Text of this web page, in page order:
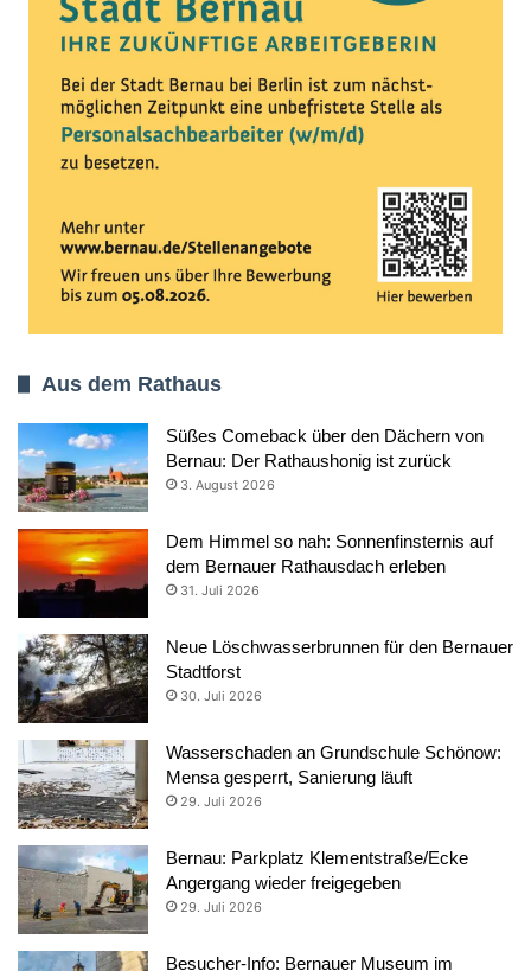
Aus dem Rathaus
Süßes Comeback über den Dächern von
Bernau: Der Rathaushonig ist zurück
3. August 2026
Dem Himmel so nah: Sonnenfinsternis auf
dem Bernauer Rathausdach erleben
31. Juli 2026
Neue Löschwasserbrunnen für den Bernauer
Stadtforst
30. Juli 2026
Wasserschaden an Grundschule Schönow:
Mensa gesperrt, Sanierung läuft
29. Juli 2026
Bernau: Parkplatz Klementstraße/Ecke
Angergang wieder freigegeben
29. Juli 2026
Besucher-Info: Bernauer Museum im